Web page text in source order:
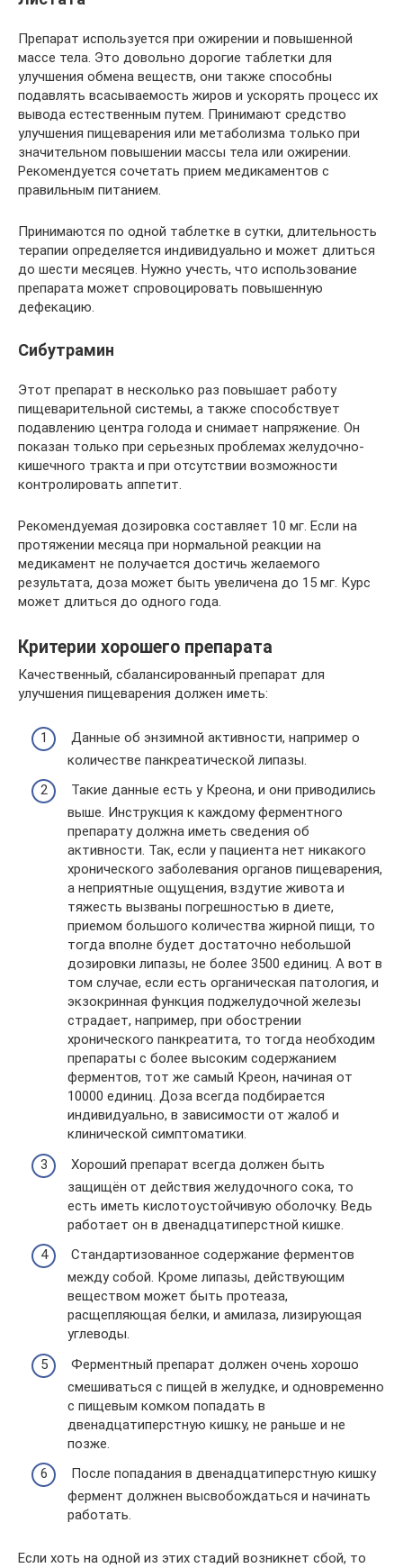
Препарат используется при ожирении и повышенной
массе тела. Это довольно дорогие таблетки для
улучшения обмена веществ, они также способны
подавлять всасываемость жиров и ускорять процесс их
вывода естественным путем. Принимают средство
улучшения пищеварения или метаболизма только при
значительном повышении массы тела или ожирении.
Рекомендуется сочетать прием медикаментов с
правильным питанием.
Принимаются по одной таблетке в сутки, длительность
терапии определяется индивидуально и может длиться
до шести месяцев. Нужно учесть, что использование
препарата может спровоцировать повышенную
дефекацию.
Сибутрамин
Этот препарат в несколько раз повышает работу
пищеварительной системы, а также способствует
подавлению центра голода и снимает напряжение. Он
показан только при серьезных проблемах желудочно-
кишечного тракта и при отсутствии возможности
контролировать аппетит.
Рекомендуемая дозировка составляет 10 мг. Если на
протяжении месяца при нормальной реакции на
медикамент не получается достичь желаемого
результата, доза может быть увеличена до 15 мг. Курс
может длиться до одного года.
Критерии хорошего препарата
Качественный, сбалансированный препарат для
улучшения пищеварения должен иметь:
Данные об энзимной активности, например о
количестве панкреатической липазы.
Такие данные есть у Креона, и они приводились
выше. Инструкция к каждому ферментного
препарату должна иметь сведения об
активности. Так, если у пациента нет никакого
хронического заболевания органов пищеварения,
а неприятные ощущения, вздутие живота и
тяжесть вызваны погрешностью в диете,
приемом большого количества жирной пищи, то
тогда вполне будет достаточно небольшой
дозировки липазы, не более 3500 единиц. А вот в
том случае, если есть органическая патология, и
экзокринная функция поджелудочной железы
страдает, например, при обострении
хронического панкреатита, то тогда необходим
препараты с более высоким содержанием
ферментов, тот же самый Креон, начиная от
10000 единиц. Доза всегда подбирается
индивидуально, в зависимости от жалоб и
клинической симптоматики.
Хороший препарат всегда должен быть
защищён от действия желудочного сока, то
есть иметь кислотоустойчивую оболочку. Ведь
работает он в двенадцатиперстной кишке.
Стандартизованное содержание ферментов
между собой. Кроме липазы, действующим
веществом может быть протеаза,
расщепляющая белки, и амилаза, лизирующая
углеводы.
Ферментный препарат должен очень хорошо
смешиваться с пищей в желудке, и одновременно
с пищевым комком попадать в
двенадцатиперстную кишку, не раньше и не
позже.
После попадания в двенадцатиперстную кишку
фермент должнен высвобождаться и начинать
работать.
Если хоть на одной из этих стадий возникнет сбой, то